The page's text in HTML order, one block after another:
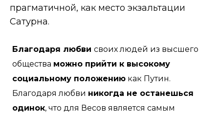
прагматичной, как место экзальтации
Сатурна.
Благодаря любви своих людей из высшего
общества можно прийти к высокому
социальному положению как Путин.
Благодаря любви никогда не останешься
одинок, что для Весов является самым